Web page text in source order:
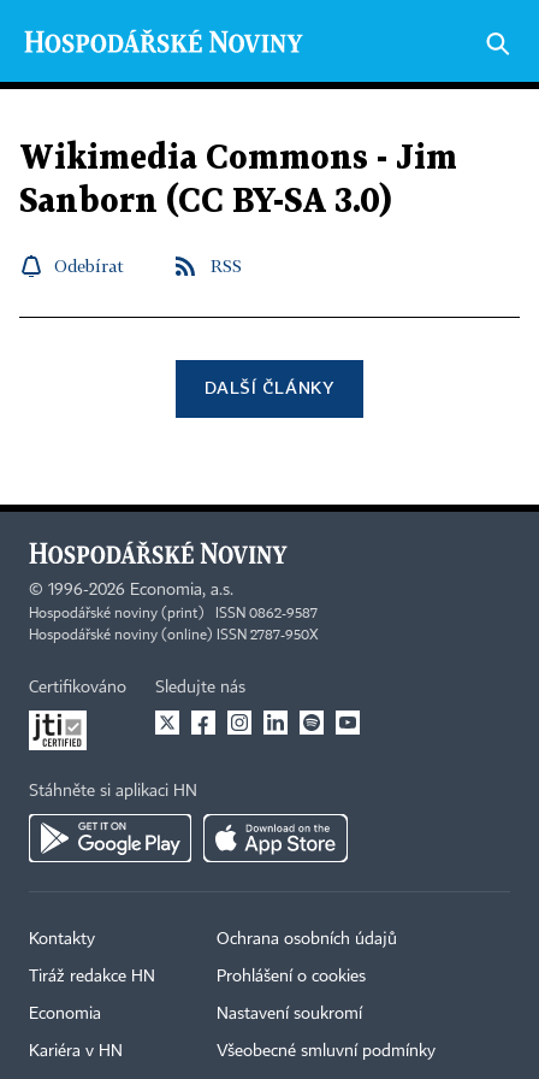
Wikimedia Commons - Jim
Sanborn (CC BY-SA 3.0)
Odebírat RSS
DALŠÍ ČLÁNKY
© 1996-2026 Economia, a.s.
Hospodářské noviny (print) ISSN 0862-9587
Hospodářské noviny (online) ISSN 2787-950X
Certifikováno Sledujte nás
Stáhněte si aplikaci HN
Kontakty
Tiráž redakce HN
Economia
Kariéra v HN
Ochrana osobních údajů
Prohlášení o cookies
Nastavení soukromí
Všeobecné smluvní podmínky